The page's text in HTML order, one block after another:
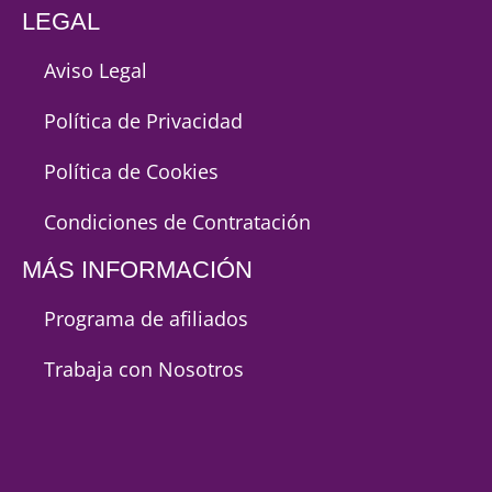
LEGAL
Aviso Legal
Política de Privacidad
Política de Cookies
Condiciones de Contratación
MÁS INFORMACIÓN
Programa de afiliados
Trabaja con Nosotros